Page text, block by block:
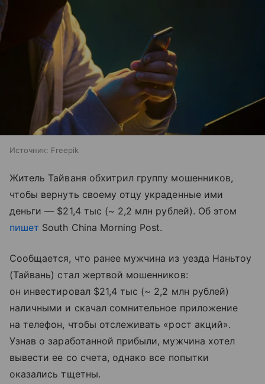
Источник: Freepik
Житель Тайваня обхитрил группу мошенников,
чтобы вернуть своему отцу украденные ими
деньги — $21,4 тыс (~ 2,2 млн рублей). Об этом
пишет South China Morning Post.
Сообщается, что ранее мужчина из уезда Наньтоу
(Тайвань) стал жертвой мошенников:
он инвестировал $21,4 тыс (~ 2,2 млн рублей)
наличными и скачал сомнительное приложение
на телефон, чтобы отслеживать «рост акций».
Узнав о заработанной прибыли, мужчина хотел
вывести ее со счета, однако все попытки
оказались тщетны.